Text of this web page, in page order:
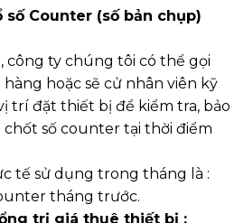
Counter (số bản chụp)
công ty chúng tôi có thể gọi
hoặc sẽ cử nhân viên kỹ
trí đặt thiết bị để kiểm tra, bảo
chốt số counter tại thời điểm
tế sử dụng trong tháng là :
tháng trước.
trị giá thuê thiết bị :